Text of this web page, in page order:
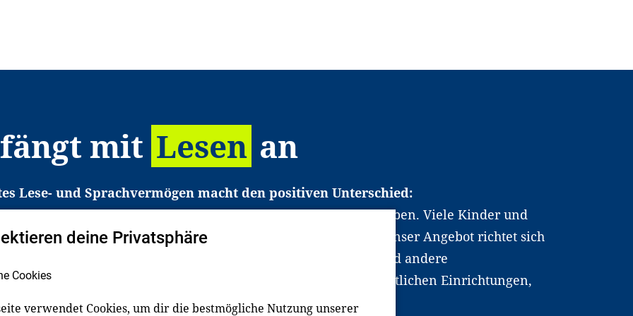
mit Lesen an
Lese- und Sprachvermögen macht den positiven Unterschied:
den Zugang zu Bildung und einem erfolgreichen Berufsleben. Viele Kinder und
in Deutschland haben aber große Schwierigkeiten dabei. Unser Angebot richtet sich
gezielt an Familien sowie an Erzieher*innen, Lehrer*innen und andere
Dafür arbeiten wir eng mit Ministerien, wissenschaftlichen Einrichtungen,
Unternehmen und anderen Stiftungen zusammen.
deine Privatsphäre
Cookies
verwendet Cookies, um dir die bestmögliche Nutzung unserer